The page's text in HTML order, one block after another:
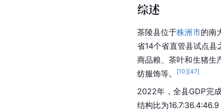
综述
茶陵县位于株洲市的南
省14个省直管县试点
商品粮、茶叶和生猪生
纺服饰等。
[10][47]
2022年，全县GDP完
结构比为